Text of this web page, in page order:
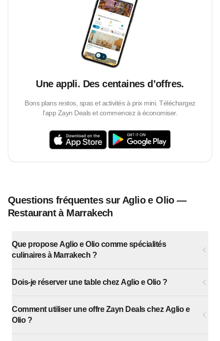
Une appli. Des centaines d’offres.
Bons plans restos, spas et activités à prix mini. Téléchargez
l’app Zayn Deals et commencez à économiser.
Questions fréquentes sur Aglio e Olio —
Restaurant à Marrakech
Que propose Aglio e Olio comme spécialités
culinaires à Marrakech ?
Dois-je réserver une table chez Aglio e Olio ?
Comment utiliser une offre Zayn Deals chez Aglio e
Olio ?